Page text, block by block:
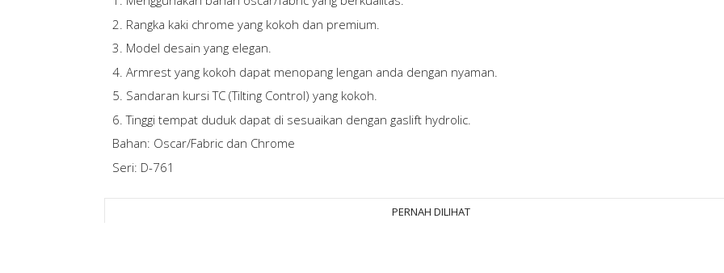
2. Rangka kaki chrome yang kokoh dan premium.
3. Model desain yang elegan.
4. Armrest yang kokoh dapat menopang lengan anda dengan nyaman.
5. Sandaran kursi TC (Tilting Control) yang kokoh.
6. Tinggi tempat duduk dapat di sesuaikan dengan gaslift hydrolic.
Bahan: Oscar/Fabric dan Chrome
Seri: D-761
PERNAH DILIHAT